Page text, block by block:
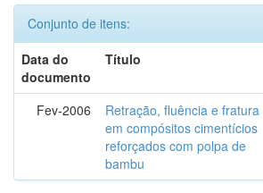
Conjunto de itens:
Data do
documento
Título
Fev-2006
Retração, fluência e fratura
em compósitos cimentícios
reforçados com polpa de
bambu